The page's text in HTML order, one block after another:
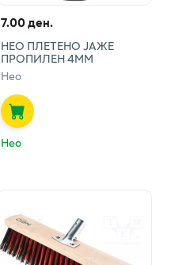
7.00 ден.
НЕО ПЛЕТЕНО ЈАЖЕ
ПРОПИЛЕН 4ММ
Нео
Нео